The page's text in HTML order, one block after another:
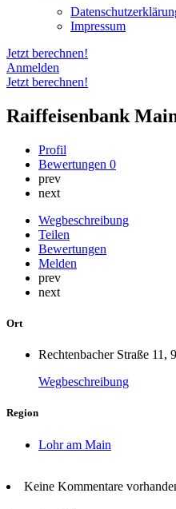
Impressum
Jetzt berechnen!
Anmelden
Jetzt berechnen!
Raiffeisenbank
Profil
Bewertungen 0
prev
next
Wegbeschreibung
Teilen
Bewertungen
Melden
prev
next
Ort
Rechtenbacher Straße 11,
Wegbeschreibung
Region
Lohr am Main
Keine Kommentare